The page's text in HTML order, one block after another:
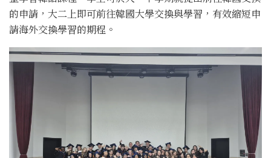
的申請，大二上即可前往韓國大學交換與學習，有效縮短申
請海外交換學習的期程。